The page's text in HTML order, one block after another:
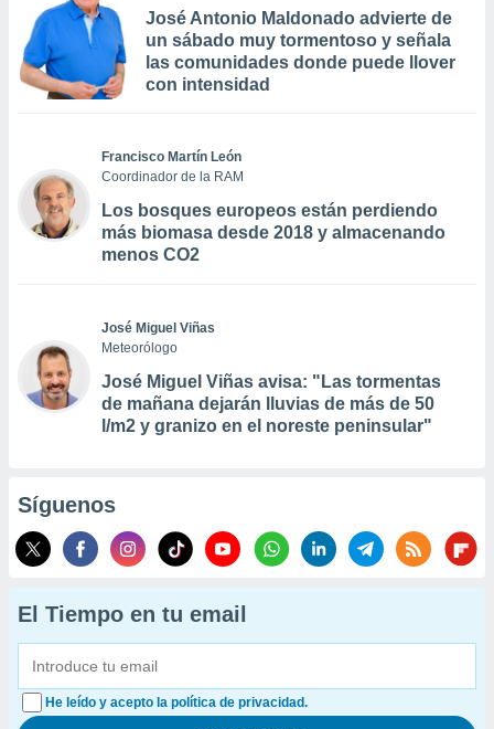
José Antonio Maldonado advierte de
un sábado muy tormentoso y señala
las comunidades donde puede llover
con intensidad
Francisco Martín León
Coordinador de la RAM
Los bosques europeos están perdiendo
más biomasa desde 2018 y almacenando
menos CO2
José Miguel Viñas
Meteorólogo
José Miguel Viñas avisa: "Las tormentas
de mañana dejarán lluvias de más de 50
l/m2 y granizo en el noreste peninsular"
Síguenos
El Tiempo en tu email
He leído y acepto la política de privacidad.